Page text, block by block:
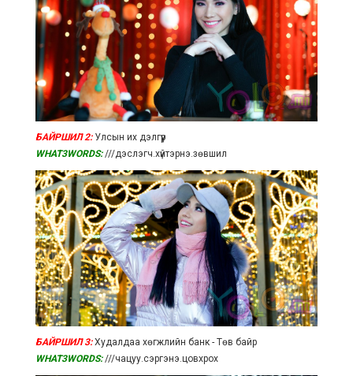
БАЙРШИЛ 2: Улсын их дэлгүүр
WHAT3WORDS:///дэслэгч.хүйтэрнэ.зөвшил
БАЙРШИЛ 3:Худалдаа хөгжлийн банк - Төв байр
WHAT3WORDS: ///чацуу.сэргэнэ.цовхрох